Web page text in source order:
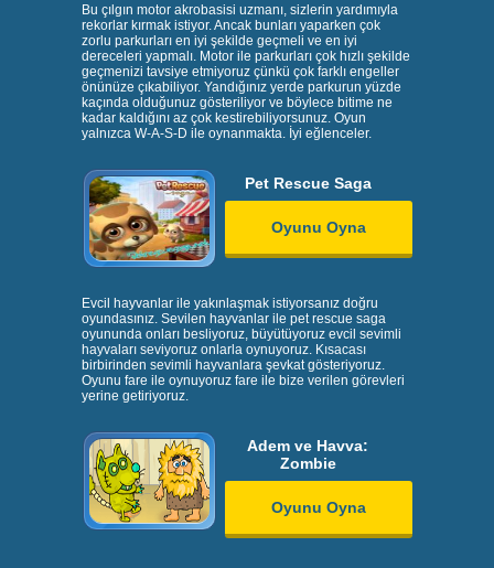
Bu çılgın motor akrobasisi uzmanı, sizlerin yardımıyla
rekorlar kırmak istiyor. Ancak bunları yaparken çok
zorlu parkurları en iyi şekilde geçmeli ve en iyi
dereceleri yapmalı. Motor ile parkurları çok hızlı şekilde
geçmenizi tavsiye etmiyoruz çünkü çok farklı engeller
önünüze çıkabiliyor. Yandığınız yerde parkurun yüzde
kaçında olduğunuz gösteriliyor ve böylece bitime ne
kadar kaldığını az çok kestirebiliyorsunuz. Oyun
yalnızca W-A-S-D ile oynanmakta. İyi eğlenceler.
Pet Rescue Saga
Oyunu Oyna
Evcil hayvanlar ile yakınlaşmak istiyorsanız doğru
oyundasınız. Sevilen hayvanlar ile pet rescue saga
oyununda onları besliyoruz, büyütüyoruz evcil sevimli
hayvaları seviyoruz onlarla oynuyoruz. Kısacası
birbirinden sevimli hayvanlara şevkat gösteriyoruz.
Oyunu fare ile oynuyoruz fare ile bize verilen görevleri
yerine getiriyoruz.
Adem ve Havva:
Zombie
Oyunu Oyna